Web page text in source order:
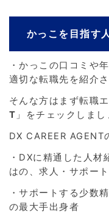
かっこを目指す
・かっこの口コミや
適切な転職先を紹介さ
そんな方はまず転職
T 」をチェックしまし
DX CAREER AGENT
・DXに精通した人
はの、求人・サポート
・サポートする少数
の最大手出身者